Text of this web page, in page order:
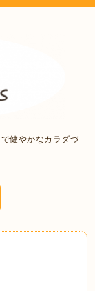
健やかなカラダづ